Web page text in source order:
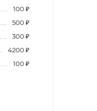
100 ₽
500 ₽
300 ₽
4200 ₽
100 ₽